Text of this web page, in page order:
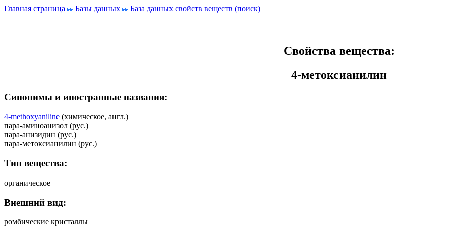
Главная страница Базы данных База данных свойств веществ (поиск)
Свойства вещества:
4-метоксианилин
Синонимы и иностранные названия:
4-methoxyaniline (химическое, англ.)
пара-аминоанизол (рус.)
пара-анизидин (рус.)
пара-метоксианилин (рус.)
Тип вещества:
органическое
Внешний вид:
ромбические кристаллы